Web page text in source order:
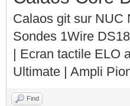
Calaos git sur NUC
Sondes 1Wire
| Ecran tactile ELO
Ultimate | Ampli
Find